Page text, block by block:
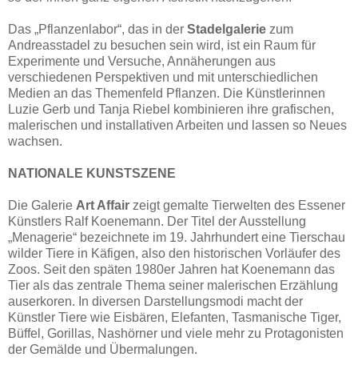
Das „Pflanzenlabor“, das in der Stadelgalerie zum
Andreasstadel zu besuchen sein wird, ist ein Raum für
Experimente und Versuche, Annäherungen aus
verschiedenen Perspektiven und mit unterschiedlichen
Medien an das Themenfeld Pflanzen. Die Künstlerinnen
Luzie Gerb und Tanja Riebel kombinieren ihre grafischen,
malerischen und installativen Arbeiten und lassen so Neues
wachsen.
NATIONALE KUNSTSZENE
Die Galerie Art Affair zeigt gemalte Tierwelten des Essener
Künstlers Ralf Koenemann. Der Titel der Ausstellung
„Menagerie“ bezeichnete im 19. Jahrhundert eine Tierschau
wilder Tiere in Käfigen, also den historischen Vorläufer des
Zoos. Seit den späten 1980er Jahren hat Koenemann das
Tier als das zentrale Thema seiner malerischen Erzählung
auserkoren. In diversen Darstellungsmodi macht der
Künstler Tiere wie Eisbären, Elefanten, Tasmanische Tiger,
Büffel, Gorillas, Nashörner und viele mehr zu Protagonisten
der Gemälde und Übermalungen.